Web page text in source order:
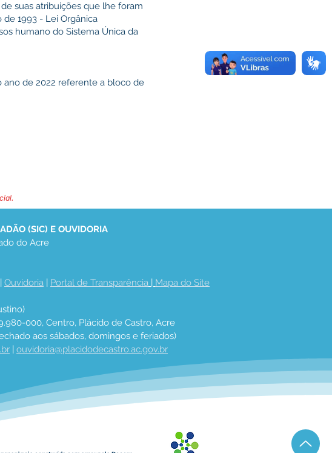
suas atribuições que lhe foram
1993 - Lei Orgânica
humano do Sistema Única da
ano de 2022 referente a bloco de
(SIC) E OUVIDORIA
do Acre
| Ouvidoria | Portal de Transparência | Mapa do Site
000, Centro, Plácido de Castro, Acre
aos sábados, domingos e feriados)
| ouvidoria@placidodecastro.ac.gov.br